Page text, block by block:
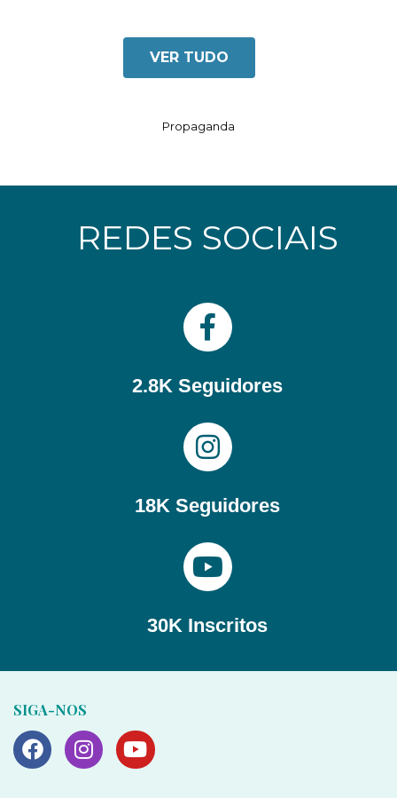
VER TUDO
Propaganda
REDES SOCIAIS
2.8K Seguidores
18K Seguidores
30K Inscritos
SIGA-NOS